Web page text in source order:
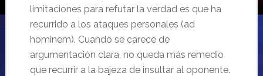
limitaciones para refutar la verdad es que ha
recurrido a los ataques personales (ad
hominem). Cuando se carece de
argumentación clara, no queda más remedio
que recurrir a la bajeza de insultar al oponente.